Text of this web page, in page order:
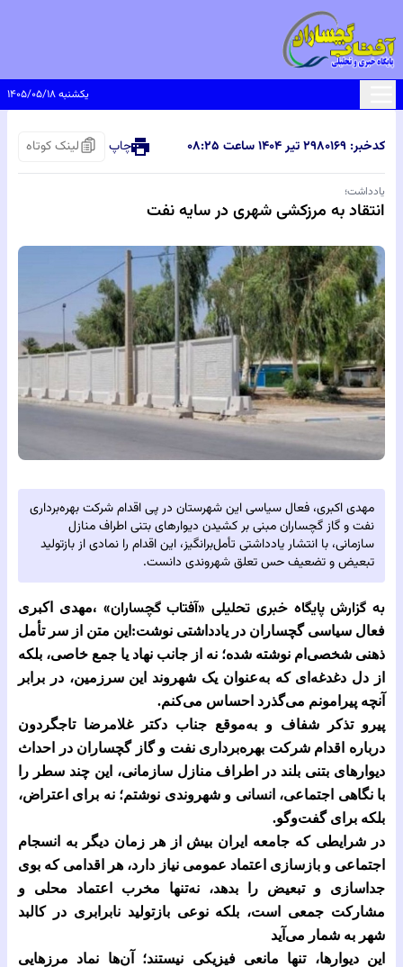
یکشنبه ۱۴۰۵/۰۵/۱۸
کدخبر: ۸۰۱۶۹ ۲۹ تیر ۱۴۰۴ ساعت ۰۸:۲۵ چاپ لینک کوتاه
یادداشت؛
انتقاد به مرزکشی شهری در سایه نفت
مهدی اکبری، فعال سیاسی این شهرستان در پی اقدام شرکت بهره‌برداری
نفت و گاز گچساران مبنی بر کشیدن دیوارهای بتنی اطراف منازل
سازمانی، با انتشار یادداشتی تأمل‌برانگیز، این اقدام را نمادی از بازتولید
تبعیض و تضعیف حس تعلق شهروندی دانست.
به گزارش پایگاه خبری تحلیلی‌ «آفتاب گچساران» ،مهدی اکبری
فعال سیاسی گچساران در یادداشتی نوشت: این متن از سر تأمل
ذهنی شخصی‌ام نوشته شده؛ نه از جانب نهاد یا جمع خاصی، بلکه
از دل دغدغه‌ای که به‌عنوان یک شهروند این سرزمین، در برابر
آنچه پیرامونم می‌گذرد احساس می‌کنم.
پیرو تذکر شفاف و به‌موقع جناب دکتر غلامرضا تاجگردون
درباره اقدام شرکت بهره‌برداری نفت و گاز گچساران در احداث
دیوارهای بتنی بلند در اطراف منازل سازمانی، این چند سطر را
با نگاهی اجتماعی، انسانی و شهروندی نوشتم؛ نه برای اعتراض،
بلکه برای گفت‌وگو.
در شرایطی که جامعه ایران بیش از هر زمان دیگر به انسجام
اجتماعی و بازسازی اعتماد عمومی نیاز دارد، هر اقدامی که بوی
جداسازی و تبعیض را بدهد، نه‌تنها مخرب اعتماد محلی و
مشارکت جمعی است، بلکه نوعی بازتولید نابرابری در کالبد
شهر به شمار می‌آید
این دیوارها، تنها مانعی فیزیکی نیستند؛ آن‌ها نماد مرزهایی